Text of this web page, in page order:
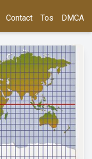
Contact Tos DMCA